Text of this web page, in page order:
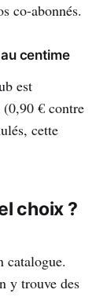
co-abonnés.
centime
est
€ contre
cette
choix ?
catalogue.
y trouve des